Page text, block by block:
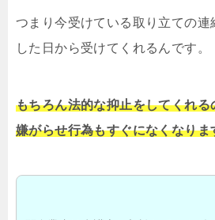
つまり今受けている取り立ての連
した日から受けてくれるんです。
もちろん法的な抑止をしてくれ
嫌がらせ行為もすぐになくなりま